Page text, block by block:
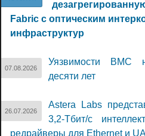
Fabric с оптическим
инфраструктур
07.08.2026
Уязвимости BMC
десяти лет
26.07.2026
Astera Labs
3,2-Тбит/с
редрайверы для Ethernet и